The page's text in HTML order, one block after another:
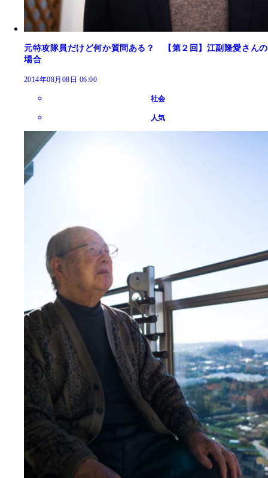
元特攻隊員だけど何か質問ある？ 【第２回】江副隆愛さんの
場合
2014年08月08日 06:00
社会
人気